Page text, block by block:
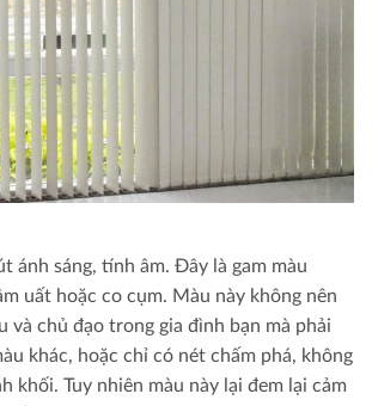
ánh sáng, tính âm. Đây là gam màu
uất hoặc co cụm. Màu này không nên
và chủ đạo trong gia đình bạn mà phải
khác, hoặc chỉ có nét chấm phá, không
khối. Tuy nhiên màu này lại đem lại cảm